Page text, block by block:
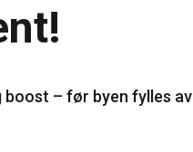
boost – før byen fylles av